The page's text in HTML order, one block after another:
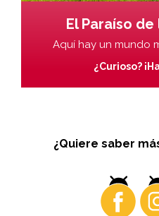
El Paraíso de
Aquí hay un mundo
¿Curioso?
¿Quiere saber